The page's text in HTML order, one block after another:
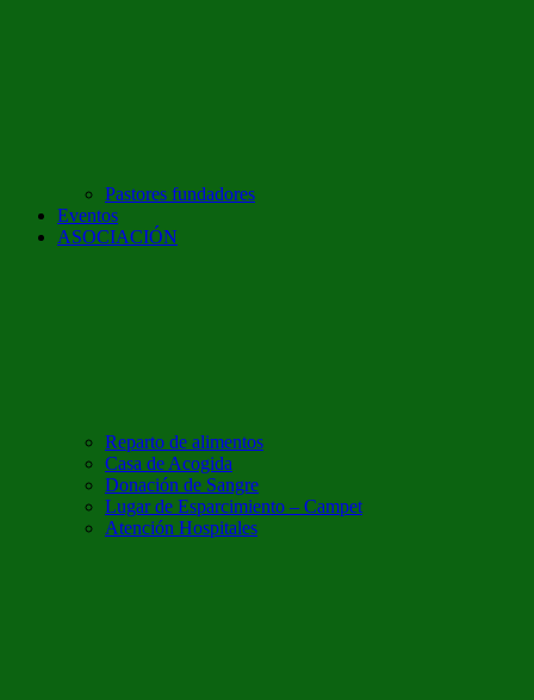
Pastores fundadores
Eventos
ASOCIACIÓN
Reparto de alimentos
Casa de Acogida
Donación de Sangre
Lugar de Esparcimiento – Campet
Atención Hospitales